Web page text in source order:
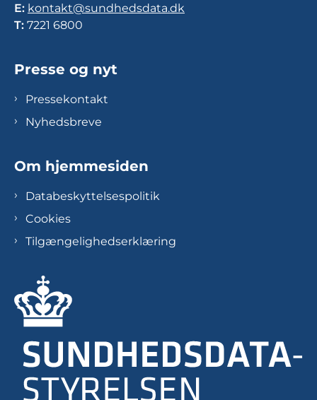
E: kontakt@sundhedsdata.dk
T: 7221 6800
Presse og nyt
Pressekontakt
Nyhedsbreve
Om hjemmesiden
Databeskyttelsespolitik
Cookies
Tilgængelighedserklæring